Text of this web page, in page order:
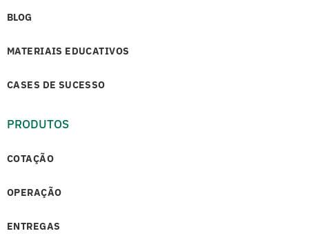
BLOG
MATERIAIS EDUCATIVOS
CASES DE SUCESSO
PRODUTOS
COTAÇÃO
OPERAÇÃO
ENTREGAS